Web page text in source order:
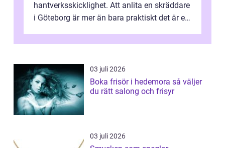
hantverksskicklighet. Att anlita en skräddare
i Göteborg är mer än bara praktiskt det är ett
03 juli 2026
Boka frisör i hedemora så väljer
du rätt salong och frisyr
03 juli 2026